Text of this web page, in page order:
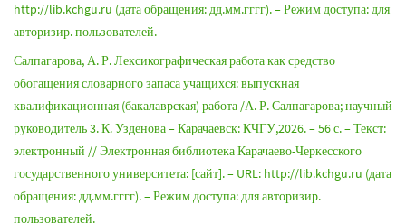
http://lib.kchgu.ru (дата обращения: дд.мм.гггг). – Режим доступа: для
авторизир. пользователей.
Салпагарова, А. Р. Лексикографическая работа как средство
обогащения словарного запаса учащихся: выпускная
квалификационная (бакалаврская) работа /А. Р. Салпагарова; научный
руководитель 3. К. Узденова – Карачаевск: КЧГУ,2026. – 56 с. – Текст:
электронный // Электронная библиотека Карачаево-Черкесского
государственного университета: [сайт]. – URL: http://lib.kchgu.ru (дата
обращения: дд.мм.гггг). – Режим доступа: для авторизир.
пользователей.